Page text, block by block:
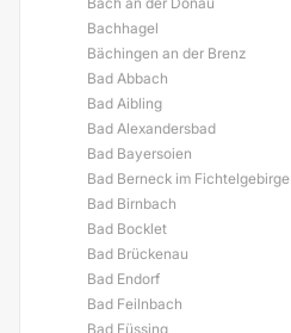
Bachhagel
Bächingen an der Brenz
Bad Abbach
Bad Aibling
Bad Alexandersbad
Bad Bayersoien
Bad Berneck im Fichtelgebirge
Bad Birnbach
Bad Bocklet
Bad Brückenau
Bad Endorf
Bad Feilnbach
Bad Füssing